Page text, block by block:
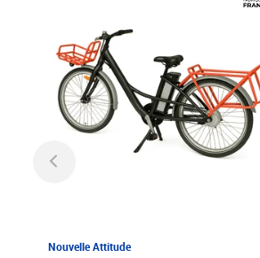
Nouvelle Attitude